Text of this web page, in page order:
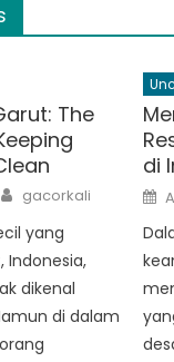
The
Author
gacorkali
yang
Indonesia,
dikenal
di dalam
di